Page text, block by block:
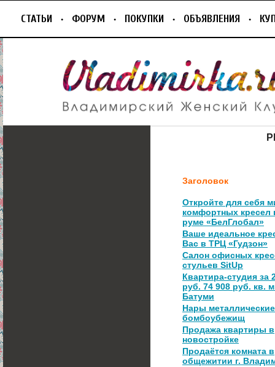
СТАТЬИ ФОРУМ ПОКУПКИ ОБЪЯВЛЕНИЯ
Заголовок
Откройте для себя
комфортных кресел
руме «БелГлобал»
Ваше идеальное
Вас в ТРЦ «Гудзон»
Салон офисных
стульев SitUp
Квартира-студия за
руб. 74 908 руб. кв.
Батуми
Нары
бомбоубежищ
Продажа квартиры в
новостройке
Продаётся комната в
общежитии г.